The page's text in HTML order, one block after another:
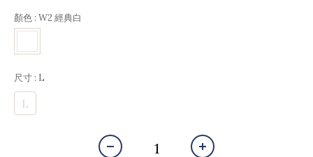
顏色 : W2 經典白
尺寸 : L
L